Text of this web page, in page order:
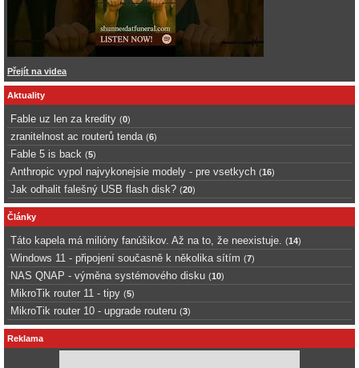
Přejít na videa
Aktuality
Fable uz len za kredity (0)
zranitelnost ac routerů tenda (6)
Fable 5 is back (5)
Anthropic vypol najvykonejsie modely - pre vsetkych (16)
Jak odhalit falešný USB flash disk? (20)
Články
Táto kapela má milióny fanúšikov. Až na to, že neexistuje. (14)
Windows 11 - připojení současně k několika sítím (7)
NAS QNAP - výměna systémového disku (10)
MikroTik router 11 - tipy (5)
MikroTik router 10 - upgrade routeru (3)
Reklama